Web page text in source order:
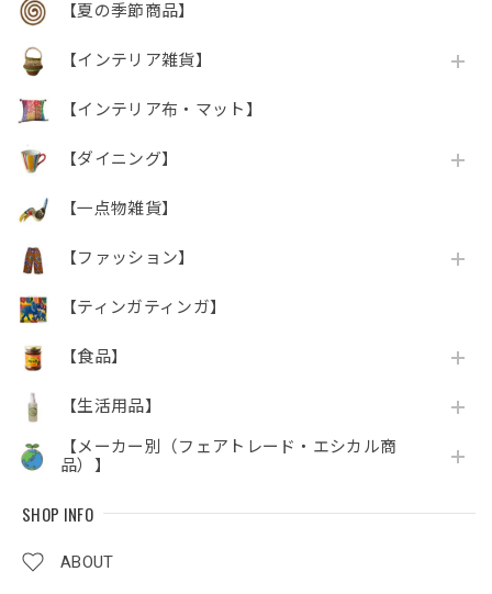
【夏の季節商品】
【インテリア雑貨】
【インテリア布・マット】
【ダイニング】
【一点物雑貨】
【ファッション】
【ティンガティンガ】
【食品】
【生活用品】
【メーカー別（フェアトレード・エシカル商
品）】
SHOP INFO
ABOUT